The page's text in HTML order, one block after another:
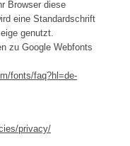
Browser diese
eine Standardschrift
genutzt.
zu Google Webfonts
fonts/faq?hl=de-
privacy/